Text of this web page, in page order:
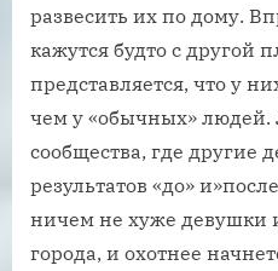
развесить их по дому.
кажутся будто с другой
представляется, что у
чем у «обычных»
сообщества, где другие
результатов «до»
ничем не хуже девушки
города, и охотнее